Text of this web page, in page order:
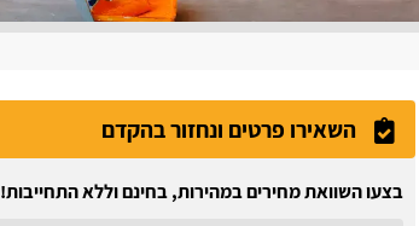
השאירו פרטים ונחזור בהקדם
בצעו השוואת מחירים במהירות, בחינם וללא התחייבות!